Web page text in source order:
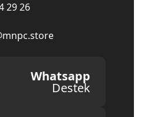
29 26
Whatsapp
Destek